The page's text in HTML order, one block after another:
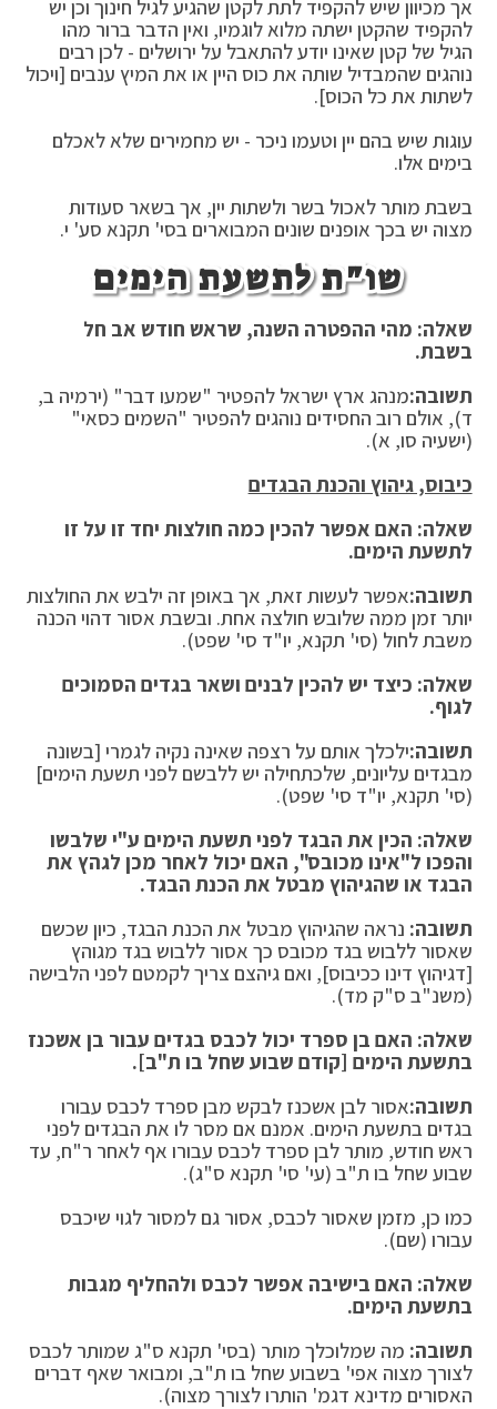
אך מכיוון שיש להקפיד לתת לקטן שהגיע לגיל חינוך וכן יש
להקפיד שהקטן ישתה מלוא לוגמיו, ואין הדבר ברור מהו
הגיל של קטן שאינו יודע להתאבל על ירושלים - לכן רבים
נוהגים שהמבדיל שותה את כוס היין או את המיץ ענבים [ויכול
לשתות את כל הכוס].
עוגות שיש בהם יין וטעמו ניכר - יש מחמירים שלא לאכלם
בימים אלו.
בשבת מותר לאכול בשר ולשתות יין, אך בשאר סעודות
מצוה יש בכך אופנים שונים המבוארים בסי' תקנא סע' י.
שו"ת לתשעת הימים
שאלה: מהי ההפטרה השנה, שראש חודש אב חל
בשבת.
תשובה:מנהג ארץ ישראל להפטיר "שמעו דבר" (ירמיה ב,
ד), אולם רוב החסידים נוהגים להפטיר "השמים כסאי"
(ישעיה סו, א).
כיבוס, גיהוץ והכנת הבגדים
שאלה: האם אפשר להכין כמה חולצות יחד זו על זו
לתשעת הימים.
תשובה:אפשר לעשות זאת, אך באופן זה ילבש את החולצות
יותר זמן ממה שלובש חולצה אחת. ובשבת אסור דהוי הכנה
משבת לחול (סי' תקנא, יו"ד סי' שפט).
שאלה: כיצד יש להכין לבנים ושאר בגדים הסמוכים
לגוף.
תשובה:ילכלך אותם על רצפה שאינה נקיה לגמרי [בשונה
מבגדים עליונים, שלכתחילה יש ללבשם לפני תשעת הימים]
(סי' תקנא, יו"ד סי' שפט).
שאלה: הכין את הבגד לפני תשעת הימים ע"י שלבשו
והפכו ל"אינו מכובס", האם יכול לאחר מכן לגהץ את
הבגד או שהגיהוץ מבטל את הכנת הבגד.
תשובה: נראה שהגיהוץ מבטל את הכנת הבגד, כיון שכשם
שאסור ללבוש בגד מכובס כך אסור ללבוש בגד מגוהץ
[דגיהוץ דינו ככיבוס], ואם גיהצם צריך לקמטם לפני הלבישה
(משנ"ב ס"ק מד).
שאלה: האם בן ספרד יכול לכבס בגדים עבור בן אשכנז
בתשעת הימים [קודם שבוע שחל בו ת"ב].
תשובה:אסור לבן אשכנז לבקש מבן ספרד לכבס עבורו
בגדים בתשעת הימים. אמנם אם מסר לו את הבגדים לפני
ראש חודש, מותר לבן ספרד לכבס עבורו אף לאחר ר"ח, עד
שבוע שחל בו ת"ב (עי' סי' תקנא ס"ג).
כמו כן, מזמן שאסור לכבס, אסור גם למסור לגוי שיכבס
עבורו (שם).
שאלה: האם בישיבה אפשר לכבס ולהחליף מגבות
בתשעת הימים.
תשובה: מה שמלוכלך מותר (בסי' תקנא ס"ג שמותר לכבס
לצורך מצוה אפי' בשבוע שחל בו ת"ב, ומבואר שאף דברים
האסורים מדינא דגמ' הותרו לצורך מצוה).